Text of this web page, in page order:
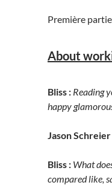
Première partie
About
Bliss : Reading
happy
Jason Schreier
Bliss : What
compared like,